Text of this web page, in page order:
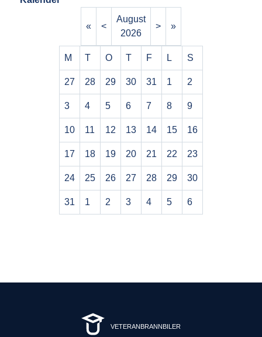
« <
August
2026
> »
M T O T F L S
27 28 29 30 31 1 2
3 4 5 6 7 8 9
10 11 12 13 14 15 16
17 18 19 20 21 22 23
24 25 26 27 28 29 30
31 1 2 3 4 5 6
VETERANBRANNBILER